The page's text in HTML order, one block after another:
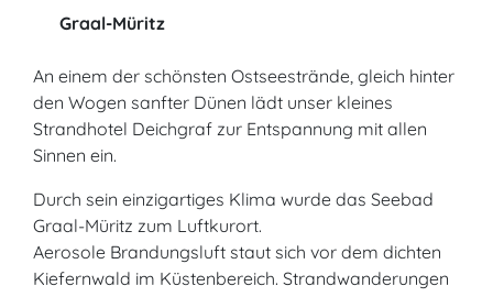
Graal-Müritz
An einem der schönsten Ostseestrände, gleich hinter
den Wogen sanfter Dünen lädt unser kleines
Strandhotel Deichgraf zur Entspannung mit allen
Sinnen ein.
Durch sein einzigartiges Klima wurde das Seebad
Graal-Müritz zum Luftkurort.
Aerosole Brandungsluft staut sich vor dem dichten
Kiefernwald im Küstenbereich. Strandwanderungen